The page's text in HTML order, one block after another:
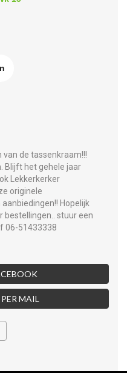
van de tassenkraam!!!
Blijft het gehele jaar
Lekkerkerker
originele
Hopelijk
bestellingen.. stuur een
06-51433338
MAIL